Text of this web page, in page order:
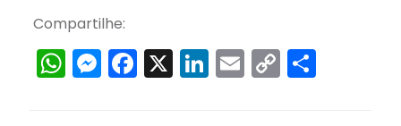
Compartilhe:
WhatsApp
Messenger
Facebook
X LinkedIn
Email
Copy
Link
Share